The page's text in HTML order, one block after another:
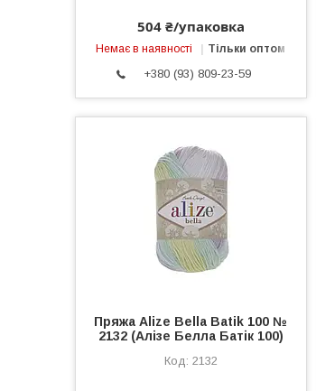
504 ₴/упаковка
Немає в наявності Тільки оптом
+380 (93) 809-23-59
Пряжа Alize Bella Batik 100 №
2132 (Алізе Белла Батік 100)
2132